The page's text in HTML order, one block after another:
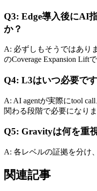
Q3: Edge導入後にAI
か？
A: 必ずしもそうではあり
のCoverage Expansion Lift
Q4: L3はいつ必要で
A: AI agentが実際にtool
関わる段階で必要になりま
Q5: Gravityは何を重
A: 各レベルの証拠を分け
関連記事